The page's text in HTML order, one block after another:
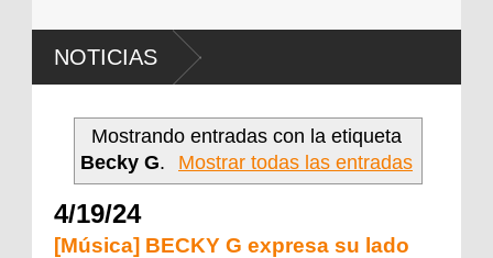
NOTICIAS
Mostrando entradas con la etiqueta
Becky G. Mostrar todas las entradas
4/19/24
[Música] BECKY G expresa su lado